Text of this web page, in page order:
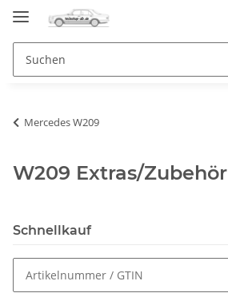
Mercedes W209
W209 Extras/Zubehör
Schnellkauf